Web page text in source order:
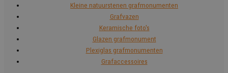
Kleine natuurstenen grafmonumenten
Grafvazen
Keramische foto's
Glazen grafmonument
Plexiglas grafmonumenten
Grafaccessoires